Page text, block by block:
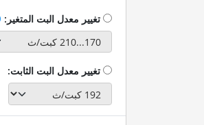
تغيير معدل البت المتغير:
تغيير معدل البت الثابت: